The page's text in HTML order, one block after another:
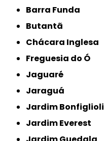
Barra Funda
Butantã
Chácara Inglesa
Freguesia do Ó
Jaguaré
Jaraguá
Jardim Bonfiglioli
Jardim Everest